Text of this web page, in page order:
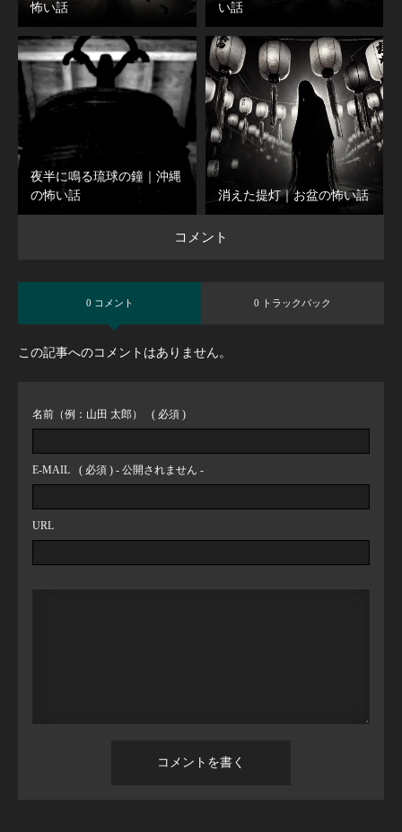
怖い話
い話
夜半に鳴る琉球の鐘｜沖縄
の怖い話
消えた提灯｜お盆の怖い話
コメント
0 コメント 0 トラックバック
この記事へのコメントはありません。
名前（例：山田 太郎） ( 必須 )
E-MAIL ( 必須 ) - 公開されません -
URL